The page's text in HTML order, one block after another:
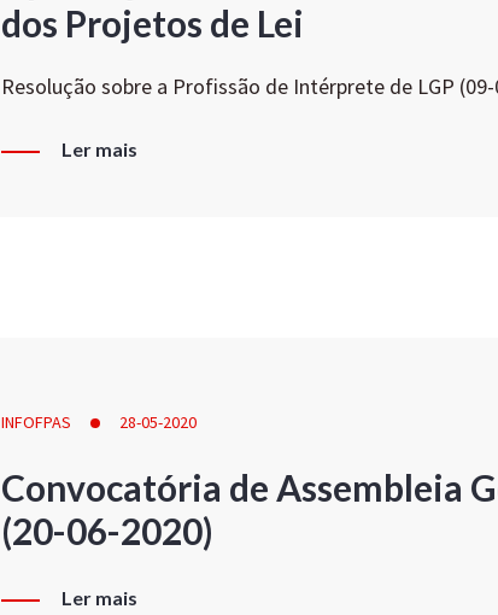
dos Projetos de Lei
Resolução sobre a Profissão de Intérprete de LGP
Ler mais
INFOFPAS 28-05-2020
Convocatória de Assembleia
(20-06-2020)
Ler mais